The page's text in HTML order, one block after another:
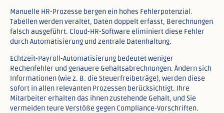
Manuelle HR-Prozesse bergen ein hohes Fehlerpotenzial.
Tabellen werden veraltet, Daten doppelt erfasst, Berechnungen
falsch ausgeführt. Cloud-HR-Software eliminiert diese Fehler
durch Automatisierung und zentrale Datenhaltung.​
Echtzeit-Payroll-Automatisierung bedeutet weniger
Rechenfehler und genauere Gehaltsabrechnungen. Ändern sich
Informationen (wie z. B. die Steuerfreibeträge), werden diese
sofort in allen relevanten Prozessen berücksichtigt. Ihre
Mitarbeiter erhalten das ihnen zustehende Gehalt, und Sie
vermeiden teure Verstöße gegen Compliance-Vorschriften.​